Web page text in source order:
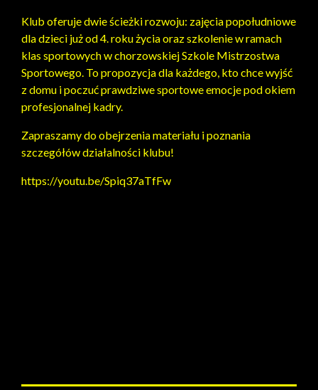
Klub oferuje dwie ścieżki rozwoju: zajęcia popołudniowe
dla dzieci już od 4. roku życia oraz szkolenie w ramach
klas sportowych w chorzowskiej Szkole Mistrzostwa
Sportowego. To propozycja dla każdego, kto chce wyjść
z domu i poczuć prawdziwe sportowe emocje pod okiem
profesjonalnej kadry.
Zapraszamy do obejrzenia materiału i poznania
szczegółów działalności klubu!
https://youtu.be/Spiq37aTfFw